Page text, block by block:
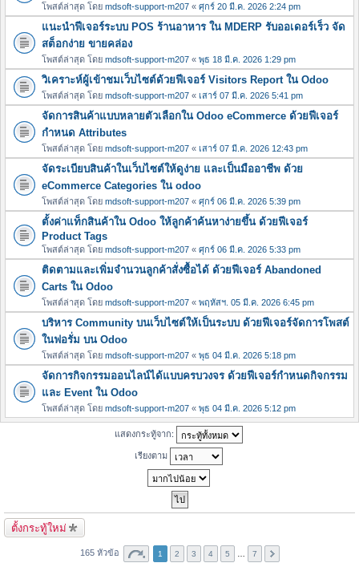
โพสต์ล่าสุด โดย mdsoft-support-m207 « ศุกร์ 20 มี.ค. 2026 2:24 pm
แนะนำฟีเจอร์ระบบ POS ร้านอาหาร ใน MDERP รับออเดอร์เร็ว จัด
สต็อกง่าย ขายคล่อง
โพสต์ล่าสุด โดย mdsoft-support-m207 « พุธ 18 มี.ค. 2026 1:29 pm
วิเคราะห์ผู้เข้าชมเว็บไซต์ด้วยฟีเจอร์ Visitors Report ใน Odoo
โพสต์ล่าสุด โดย mdsoft-support-m207 « เสาร์ 07 มี.ค. 2026 5:41 pm
จัดการสินค้าแบบหลายตัวเลือกใน Odoo eCommerce ด้วยฟีเจอร์
กำหนด Attributes
โพสต์ล่าสุด โดย mdsoft-support-m207 « เสาร์ 07 มี.ค. 2026 12:43 pm
จัดระเบียบสินค้าในเว็บไซต์ให้ดูง่าย และเป็นมืออาชีพ ด้วย
eCommerce Categories ใน odoo
โพสต์ล่าสุด โดย mdsoft-support-m207 « ศุกร์ 06 มี.ค. 2026 5:39 pm
ตั้งค่าแท็กสินค้าใน Odoo ให้ลูกค้าค้นหาง่ายขึ้น ด้วยฟีเจอร์
Product Tags
โพสต์ล่าสุด โดย mdsoft-support-m207 « ศุกร์ 06 มี.ค. 2026 5:33 pm
ติดตามและเพิ่มจำนวนลูกค้าสั่งซื้อได้ ด้วยฟีเจอร์ Abandoned
Carts ใน Odoo
โพสต์ล่าสุด โดย mdsoft-support-m207 « พฤหัสฯ. 05 มี.ค. 2026 6:45 pm
บริหาร Community บนเว็บไซต์ให้เป็นระบบ ด้วยฟีเจอร์จัดการโพสต์
ในฟอรั่ม บน Odoo
โพสต์ล่าสุด โดย mdsoft-support-m207 « พุธ 04 มี.ค. 2026 5:18 pm
จัดการกิจกรรมออนไลน์ได้แบบครบวงจร ด้วยฟีเจอร์กำหนดกิจกรรม
และ Event ใน Odoo
โพสต์ล่าสุด โดย mdsoft-support-m207 « พุธ 04 มี.ค. 2026 5:12 pm
แสดงกระทู้จาก:
เรียงตาม
ตั้งกระทู้ใหม่
165 หัวข้อ 1 2 3 4 5 7